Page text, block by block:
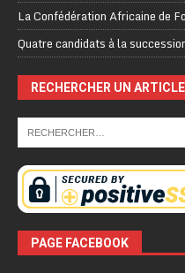
La Confédération Africaine de
Quatre candidats à la
RECHERCHER UN ARTICLE
PAGE FACEBOOK